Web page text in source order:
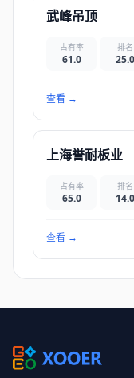
武峰吊顶
占有率
61.0
排名
25.0
查看 →
上海誉耐板业
占有率
65.0
排名
14.0
查看 →